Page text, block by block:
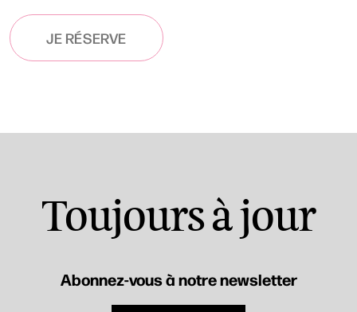
JE RÉSERVE
Toujours à jour
Abonnez-vous à notre newsletter